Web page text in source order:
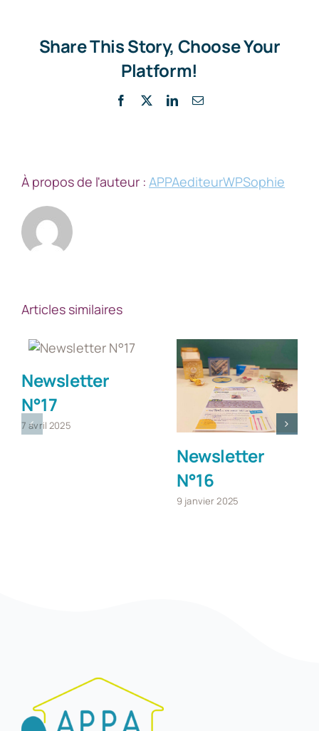
Share This Story, Choose Your
Platform!
Facebook LinkedInEmail
À propos de l'auteur : APPAediteurWPSophie
Articles similaires
Newsletter
N°17
7 avril 2025
Newsletter
N°16
9 janvier 2025